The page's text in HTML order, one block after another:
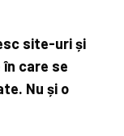
site-uri și
care se
Nu și o